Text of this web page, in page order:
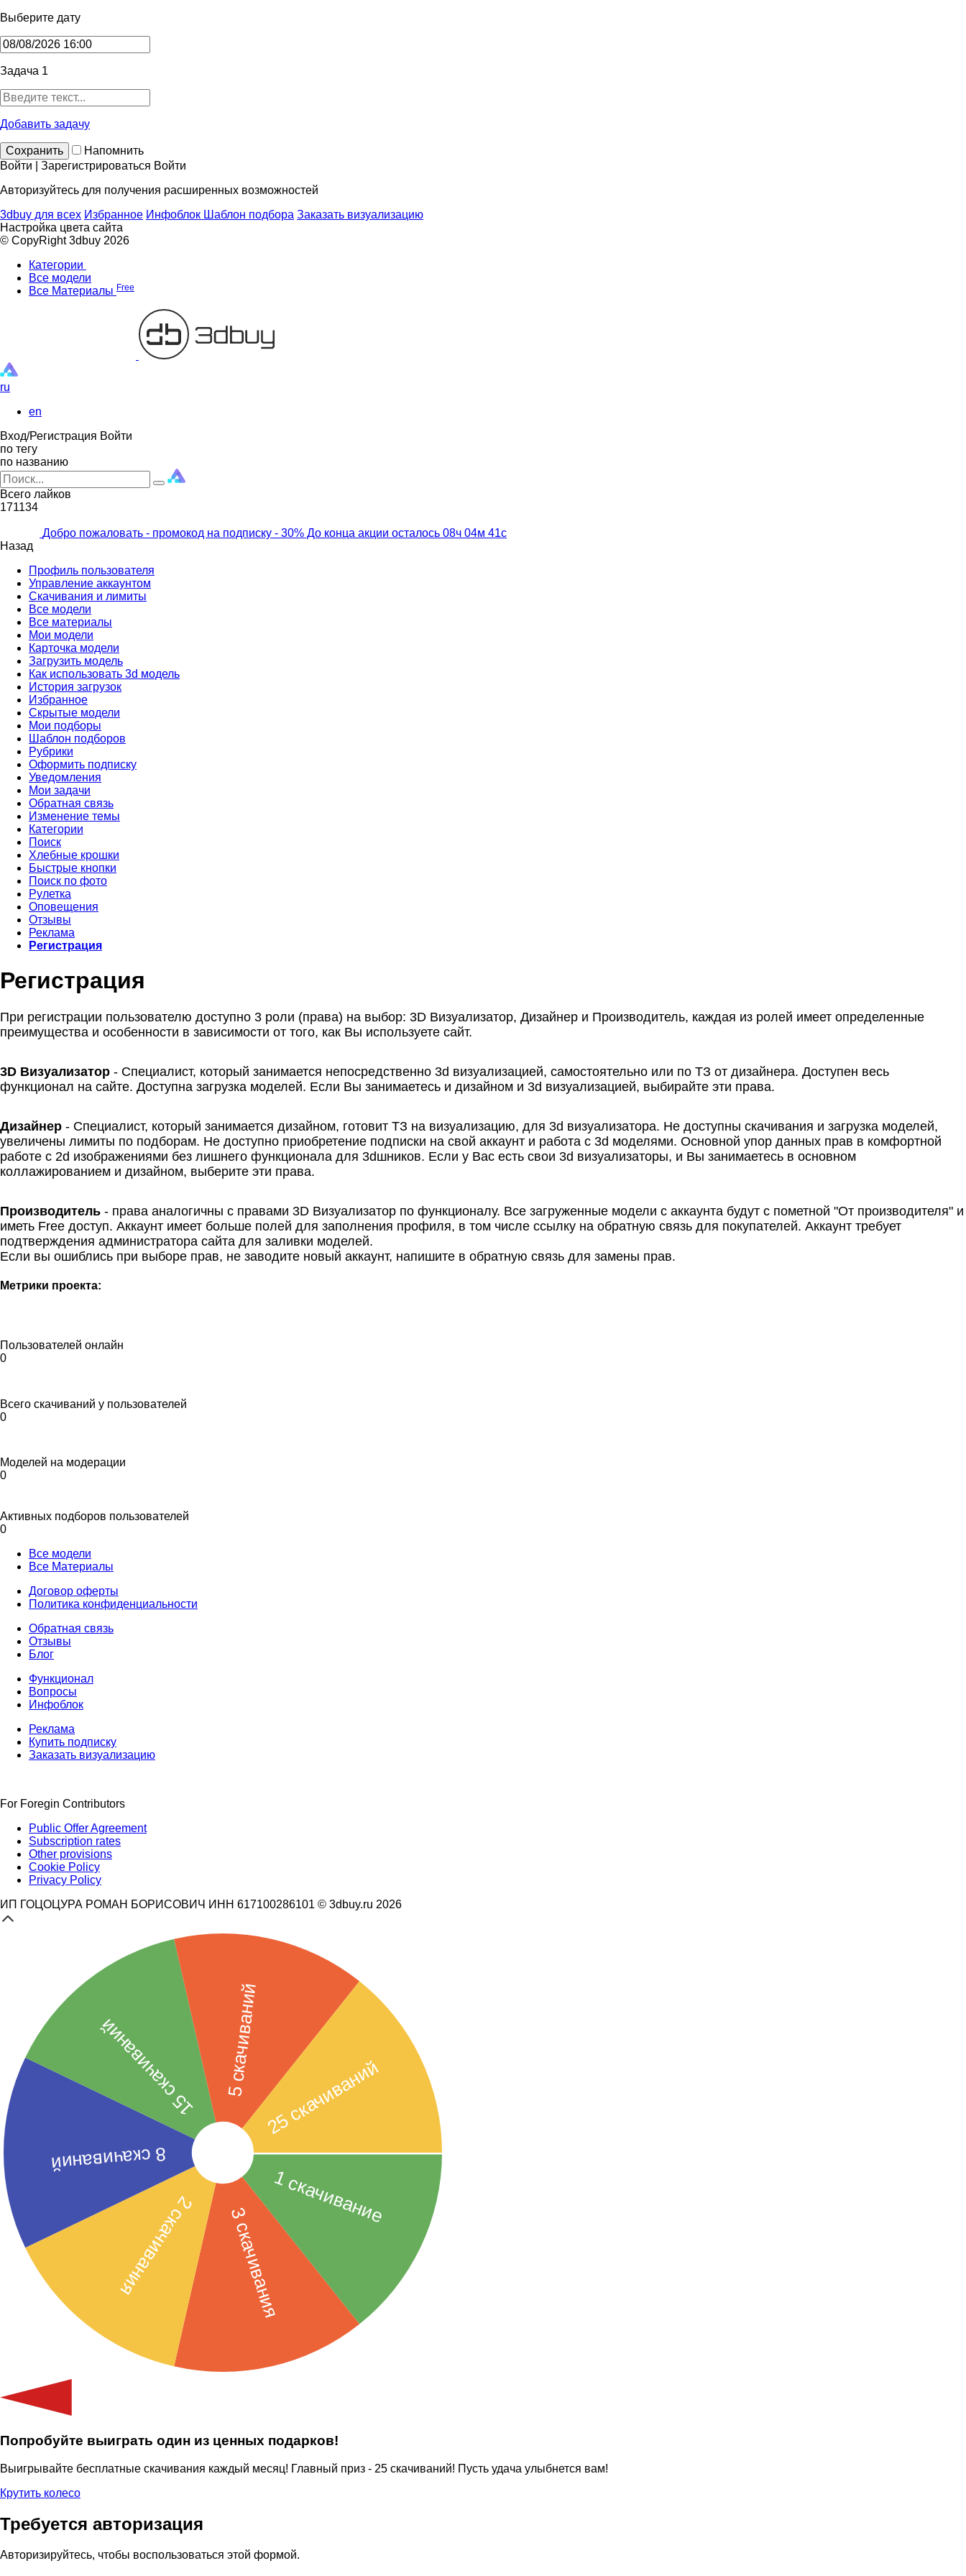
Выберите дату
Задача 1
Добавить задачу
Сохранить
Напомнить
Войти | Зарегистрироваться Войти
Авторизуйтесь для получения расширенных возможностей
3dbuy для всех Избранное Инфоблок Шаблон подбора Заказать визуализацию
Настройка цвета сайта
© CopyRight 3dbuy 2026
Категории
Все модели
Все Материалы Free
ru
en
Вход/Регистрация Войти
по тегу
по названию
Всего лайков
171134
Добро пожаловать - промокод на подписку - 30% До конца акции осталось 08ч 04м 40с
Назад
Профиль пользователя
Управление аккаунтом
Скачивания и лимиты
Все модели
Все материалы
Мои модели
Карточка модели
Загрузить модель
Как использовать 3d модель
История загрузок
Избранное
Скрытые модели
Мои подборы
Шаблон подборов
Рубрики
Оформить подписку
Уведомления
Мои задачи
Обратная связь
Изменение темы
Категории
Поиск
Хлебные крошки
Быстрые кнопки
Поиск по фото
Рулетка
Оповещения
Отзывы
Реклама
Регистрация
Регистрация
При регистрации пользователю доступно 3 роли (права) на выбор: 3D Визуализатор, Дизайнер и Производитель, каждая из ролей имеет определенные
преимущества и особенности в зависимости от того, как Вы используете сайт.
3D Визуализатор - Специалист, который занимается непосредственно 3d визуализацией, самостоятельно или по ТЗ от дизайнера. Доступен весь
функционал на сайте. Доступна загрузка моделей. Если Вы занимаетесь и дизайном и 3d визуализацией, выбирайте эти права.
Дизайнер - Специалист, который занимается дизайном, готовит ТЗ на визуализацию, для 3d визуализатора. Не доступны скачивания и загрузка моделей,
увеличены лимиты по подборам. Не доступно приобретение подписки на свой аккаунт и работа с 3d моделями. Основной упор данных прав в комфортной
работе с 2d изображениями без лишнего функционала для 3dшников. Если у Вас есть свои 3d визуализаторы, и Вы занимаетесь в основном
коллажированием и дизайном, выберите эти права.
Производитель - права аналогичны с правами 3D Визуализатор по функционалу. Все загруженные модели с аккаунта будут с пометной "От производителя" и
иметь Free доступ. Аккаунт имеет больше полей для заполнения профиля, в том числе ссылку на обратную связь для покупателей. Аккаунт требует
подтверждения администратора сайта для заливки моделей.
Если вы ошиблись при выборе прав, не заводите новый аккаунт, напишите в обратную связь для замены прав.
Метрики проекта:
Пользователей онлайн
0
Всего скачиваний у пользователей
0
Моделей на модерации
0
Активных подборов пользователей
0
Все модели
Все Материалы
Договор оферты
Политика конфиденциальности
Обратная связь
Отзывы
Блог
Функционал
Вопросы
Инфоблок
Реклама
Купить подписку
Заказать визуализацию
For Foregin Contributors
Public Offer Agreement
Subscription rates
Other provisions
Cookie Policy
Privacy Policy
ИП ГОЦОЦУРА РОМАН БОРИСОВИЧ ИНН 617100286101 © 3dbuy.ru 2026
Попробуйте выиграть один из ценных подарков!
Выигрывайте бесплатные скачивания каждый месяц! Главный приз - 25 скачиваний! Пусть удача улыбнется вам!
Крутить колесо
Требуется авторизация
Авторизируйтесь, чтобы воспользоваться этой формой.